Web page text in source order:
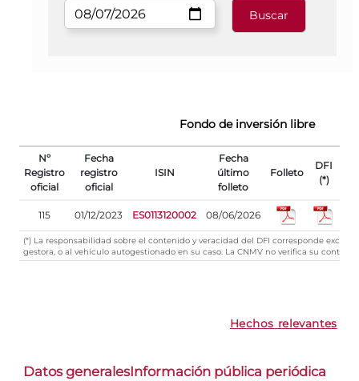
Fondo de inversión libre
Nº
Registro
oficial
Fecha
registro
oficial
ISIN
Fecha
último
folleto
Folleto
DFI
(*)
115 01/12/2023 ES0113120002 08/06/2026
(*) La responsabilidad sobre el contenido y veracidad del DFI corresponde
gestora, o al vehículo autogestionado en su caso. La CNMV no verifica su
Hechos relevantes
Datos generalesInformación pública periódica